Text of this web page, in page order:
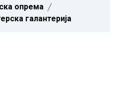
опрема
галантерија